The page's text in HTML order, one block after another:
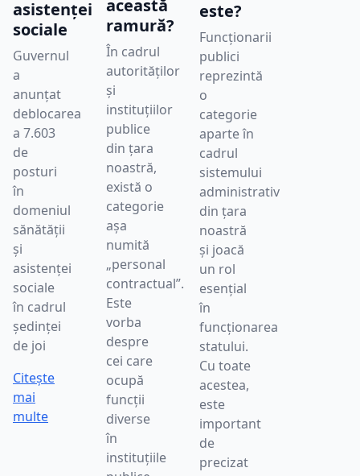
asistenței
sociale
Guvernul
a
anunțat
deblocarea
a 7.603
de
posturi
în
domeniul
sănătății
și
asistenței
sociale
în cadrul
ședinței
de joi
Citește
mai
multe
această
ramură?
În cadrul
autorităților
și
instituțiilor
publice
din țara
noastră,
există o
categorie
așa
numită
„personal
contractual”.
Este
vorba
despre
cei care
ocupă
funcții
diverse
în
instituțiile
este?
Funcționarii
publici
reprezintă
o
categorie
aparte în
cadrul
sistemului
administrativ
din țara
noastră
și joacă
un rol
esențial
în
funcționarea
statului.
Cu toate
acestea,
este
important
de
precizat